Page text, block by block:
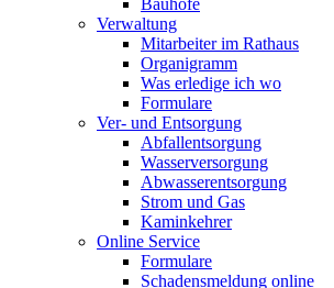
Bauhöfe
Verwaltung
Mitarbeiter im Rathaus
Organigramm
Was erledige ich wo
Formulare
Ver- und Entsorgung
Abfallentsorgung
Wasserversorgung
Abwasserentsorgung
Strom und Gas
Kaminkehrer
Online Service
Formulare
Schadensmeldung online